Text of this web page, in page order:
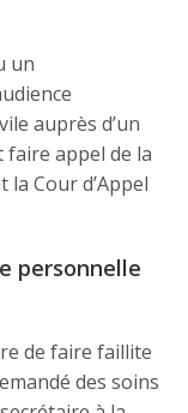
un
auprès d’un
appel de la
Cour d’Appel
personnelle
de faire faillite
des soins